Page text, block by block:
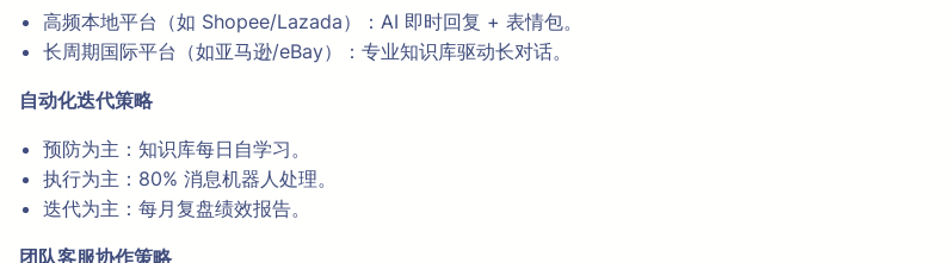
高频本地平台（如 Shopee/Lazada）：AI 即时回复 + 表情包。
长周期国际平台（如亚马逊/eBay）：专业知识库驱动长对话。
自动化迭代策略
预防为主：知识库每日自学习。
执行为主：80% 消息机器人处理。
迭代为主：每月复盘绩效报告。
团队客服协作策略